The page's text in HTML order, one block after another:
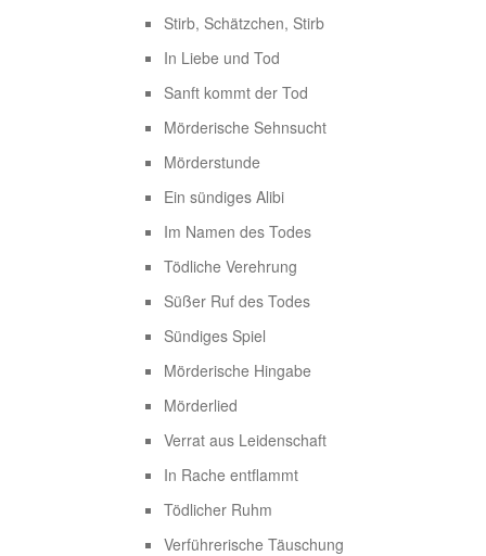
Stirb, Schätzchen, Stirb
In Liebe und Tod
Sanft kommt der Tod
Mörderische Sehnsucht
Mörderstunde
Ein sündiges Alibi
Im Namen des Todes
Tödliche Verehrung
Süßer Ruf des Todes
Sündiges Spiel
Mörderische Hingabe
Mörderlied
Verrat aus Leidenschaft
In Rache entflammt
Tödlicher Ruhm
Verführerische Täuschung